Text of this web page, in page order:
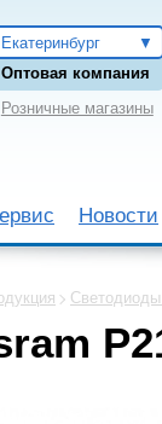
Екатеринбург
Оптовая компания
Розничные магазины
Новости
Светодиоды